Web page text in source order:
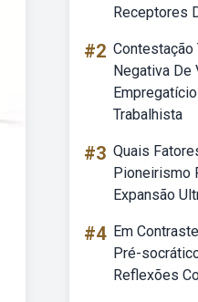
Receptores
#2 Contestação
Negativa De
Trabalhista
#3 Quais
Pioneirismo
Expansão
#4 Em
Pré-
Reflexões